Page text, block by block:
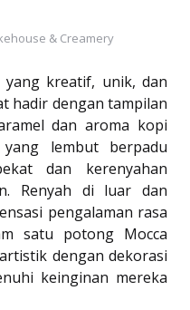
& Creamery
yang kreatif, unik, dan
hadir dengan tampilan
dan aroma kopi
lembut berpadu
dan kerenyahan
Renyah di luar dan
pengalaman rasa
satu potong Mocca
dengan dekorasi
keinginan mereka